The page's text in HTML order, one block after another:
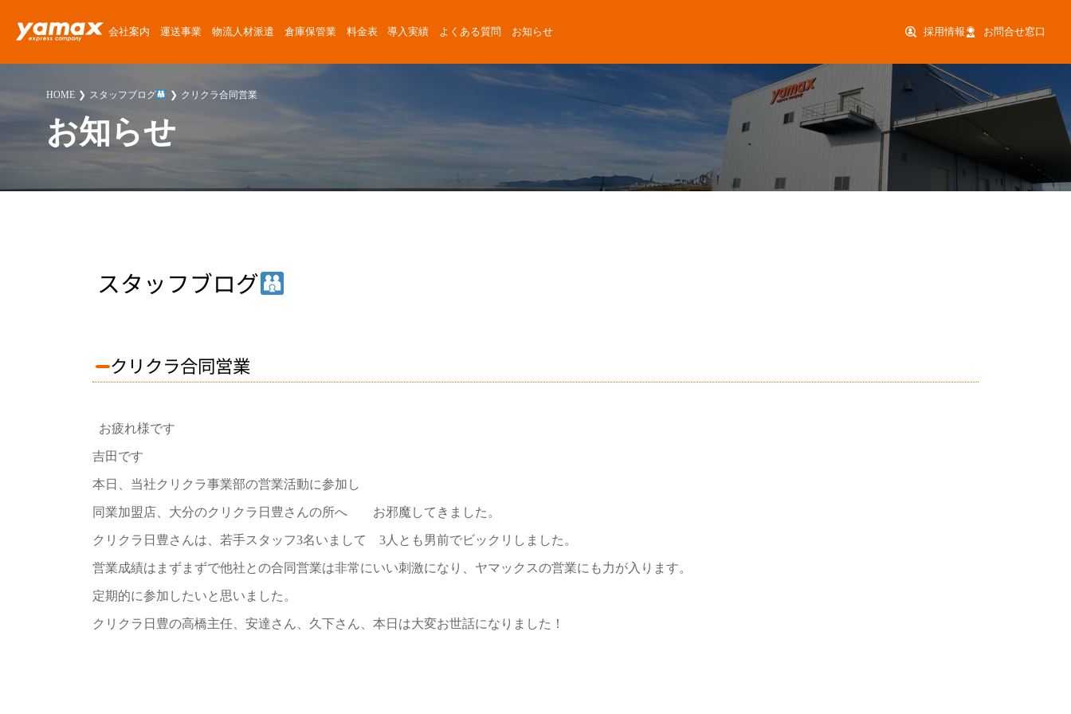
会社案内
会社概要
アクセスマップ
沿革
スタッフ紹介
運送事業
運送サービス
楽器運搬
協力会社募集
物流人材派遣
物流人材派遣サービス
倉庫保管業
倉庫保管サービス
倉庫紹介
料金表
定期便料金
チャーター便料金
倉庫保管料金
導入実績
運送委託
楽器運搬
派遣
よくある質問
運送に関する質問
倉庫に関する質問
派遣に関する質問
お知らせ
News Release
ゴーゴーヤマックス!
スタッフブログ
採用情報 お問合せ窓口
HOME スタッフブログ クリクラ合同営業
お知らせ
スタッフブログ
クリクラ合同営業
お疲れ様です
吉田です
本日、当社クリクラ事業部の営業活動に参加し
同業加盟店、大分のクリクラ日豊さんの所へ お邪魔してきました。
クリクラ日豊さんは、若手スタッフ3名いまして 3人とも男前でビックリしました。
営業成績はまずまずで他社との合同営業は非常にいい刺激になり、ヤマックスの営業にも力が入ります。
定期的に参加したいと思いました。
クリクラ日豊の高橋主任、安達さん、久下さん、本日は大変お世話になりました！